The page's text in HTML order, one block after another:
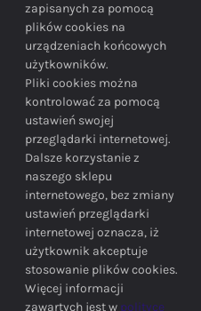
INFORMACJE
SIEDZIBA FIRMY
zapisanych za pomocą
plików cookies na
urządzeniach końcowych
użytkowników.
Pliki cookies można
kontrolować za pomocą
ustawień swojej
przeglądarki internetowej.
Dalsze korzystanie z
naszego sklepu
internetowego, bez zmiany
ustawień przeglądarki
internetowej oznacza, iż
użytkownik akceptuje
stosowanie plików cookies.
Więcej informacji
zawartych jest w polityce